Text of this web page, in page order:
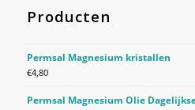
Producten
Permsal Magnesium kristallen
€4,80
Permsal Magnesium Olie